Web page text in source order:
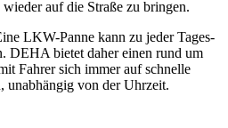
auf die Straße zu bringen.
LKW-Panne kann zu jeder Tages-
DEHA bietet daher einen rund um
Fahrer sich immer auf schnelle
unabhängig von der Uhrzeit.